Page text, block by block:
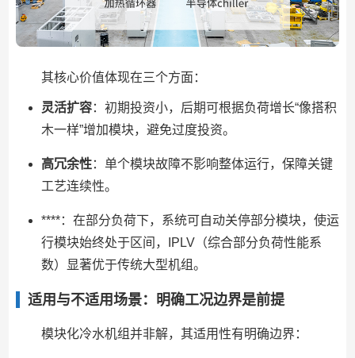
其核心价值体现在三个方面：
灵活扩容：初期投资小，后期可根据负荷增长“像搭积
木一样”增加模块，避免过度投资。
高冗余性：单个模块故障不影响整体运行，保障关键
工艺连续性。
****：在部分负荷下，系统可自动关停部分模块，使运
行模块始终处于区间，IPLV（综合部分负荷性能系
数）显著优于传统大型机组。
适用与不适用场景：明确工况边界是前提
模块化冷水机组并非解，其适用性有明确边界：